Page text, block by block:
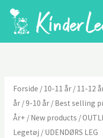
Forside / 10-11 år / 11-12
år /9-10 år / Best selling
År+ / New products /
Legetøj / UDENDØRS LEG